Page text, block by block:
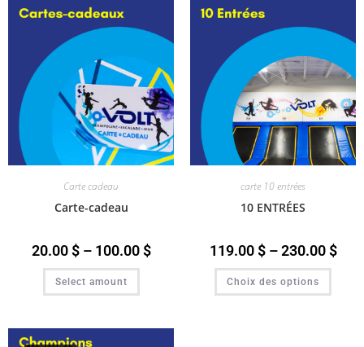
Carte cadeau
Carte-cadeau
20.00$ – 100.00$
Select amount
carte 10 entrées
10 ENTRÉES
119.00$ – 230.00$
Choix des options